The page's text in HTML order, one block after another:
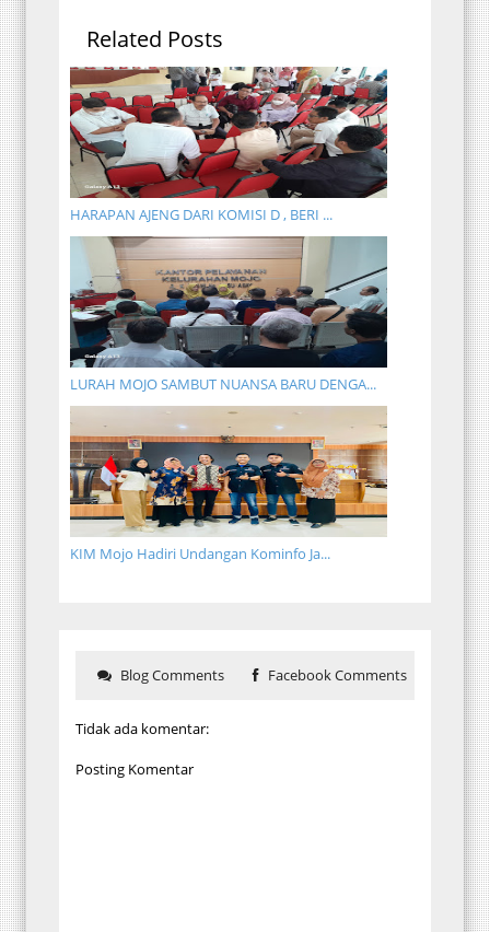
Related Posts
HARAPAN AJENG DARI KOMISI D , BERI ...
LURAH MOJO SAMBUT NUANSA BARU DENGA...
KIM Mojo Hadiri Undangan Kominfo Ja...
Blog Comments Facebook Comments
Tidak ada komentar:
Posting Komentar